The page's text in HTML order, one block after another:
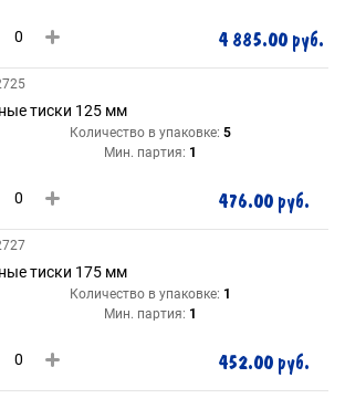
4 885.00 руб.
тиски 125 мм
Количество в упаковке: 5
Мин. партия: 1
476.00 руб.
тиски 175 мм
Количество в упаковке: 1
Мин. партия: 1
452.00 руб.